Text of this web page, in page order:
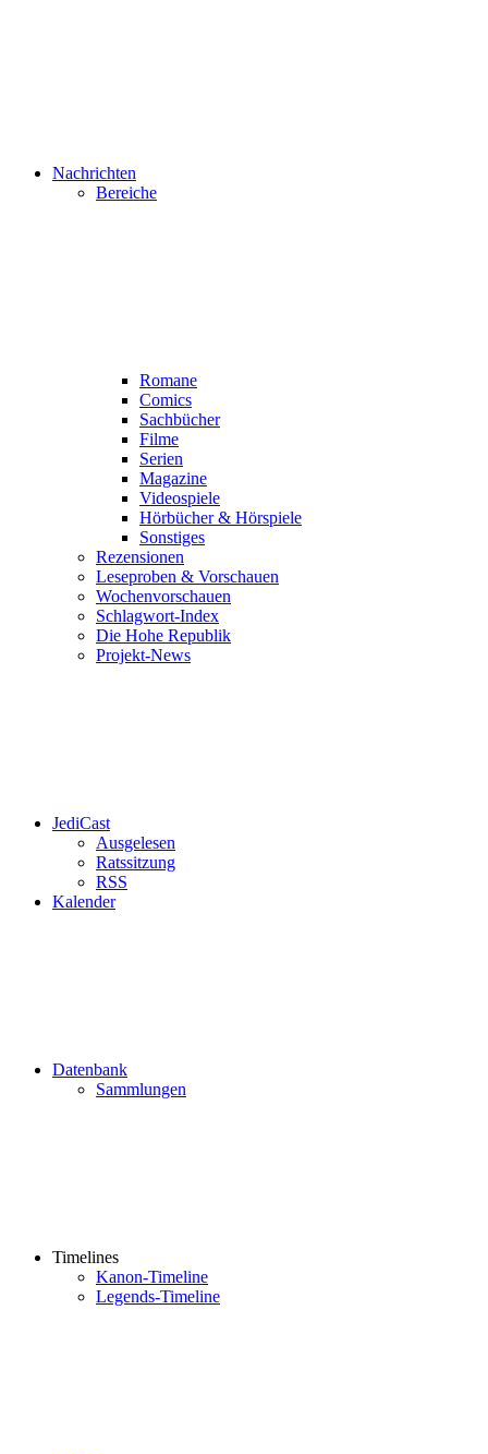
Nachrichten
Bereiche
Romane
Comics
Sachbücher
Filme
Serien
Magazine
Videospiele
Hörbücher & Hörspiele
Sonstiges
Rezensionen
Leseproben & Vorschauen
Wochenvorschauen
Schlagwort-Index
Die Hohe Republik
Projekt-News
JediCast
Ausgelesen
Ratssitzung
RSS
Kalender
Datenbank
Sammlungen
Timelines
Kanon-Timeline
Legends-Timeline